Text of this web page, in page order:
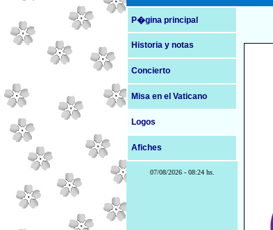
P�gina principal
Historia y notas
Concierto
Misa en el Vaticano
Logos
Afiches
07/08/2026 - 08:24 hs.